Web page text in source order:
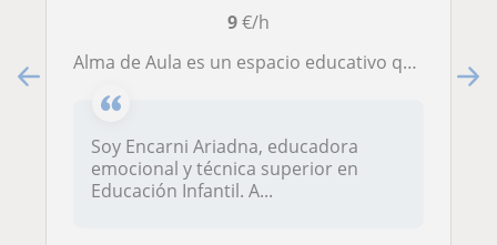
9€/h
Alma de Aula es un espacio educativo que une el aprendizaje académico con el crecimiento emocional.
Soy Encarni Ariadna, educadora
emocional y técnica superior en
Educación Infantil. A...